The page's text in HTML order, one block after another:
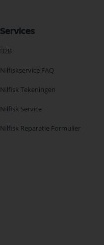
Services
B2B
Nilfiskservice FAQ
Nilfisk Tekeningen
Nilfisk Service
Nilfisk Reparatie Formulier